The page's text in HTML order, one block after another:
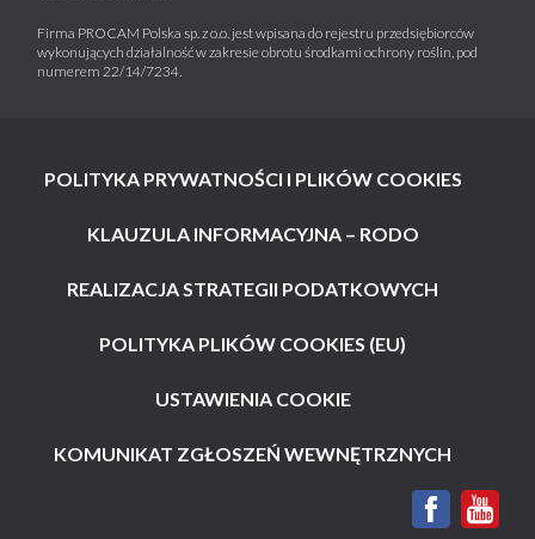
Firma PROCAM Polska sp. z o.o. jest wpisana do rejestru przedsiębiorców
wykonujących działalność w zakresie obrotu środkami ochrony roślin, pod
numerem 22/14/7234.
POLITYKA PRYWATNOŚCI I PLIKÓW COOKIES
KLAUZULA INFORMACYJNA – RODO
REALIZACJA STRATEGII PODATKOWYCH
POLITYKA PLIKÓW COOKIES (EU)
USTAWIENIA COOKIE
KOMUNIKAT ZGŁOSZEŃ WEWNĘTRZNYCH